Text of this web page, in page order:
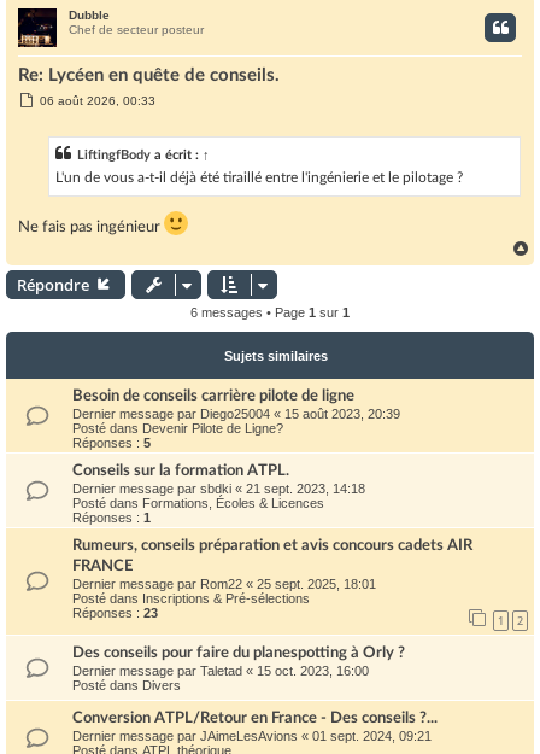
Dubble
Chef de secteur posteur
Re: Lycéen en quête de conseils.
M06 août 2026, 00:33
LiftingfBody a écrit : ↑
L'un de vous a-t-il déjà été tiraillé entre l'ingénierie et le pilotage ?
Ne fais pas ingénieur
a
Répondre
6 messages • Page 1 sur 1
Sujets similaires
Besoin de conseils carrière pilote de ligne
Dernier message par Diego25004 « 15 août 2023, 20:39
Posté dans Devenir Pilote de Ligne?
Réponses : 5
Conseils sur la formation ATPL.
Dernier message par sbdki « 21 sept. 2023, 14:18
Posté dans Formations, Écoles & Licences
Réponses : 1
Rumeurs, conseils préparation et avis concours cadets AIR
FRANCE
Dernier message par Rom22 « 25 sept. 2025, 18:01
Posté dans Inscriptions & Pré-sélections
Réponses : 23 1 2
Des conseils pour faire du planespotting à Orly ?
Dernier message par Taletad « 15 oct. 2023, 16:00
Posté dans Divers
Conversion ATPL/Retour en France - Des conseils ?...
Dernier message par JAimeLesAvions « 01 sept. 2024, 09:21
Posté dans ATPL théorique